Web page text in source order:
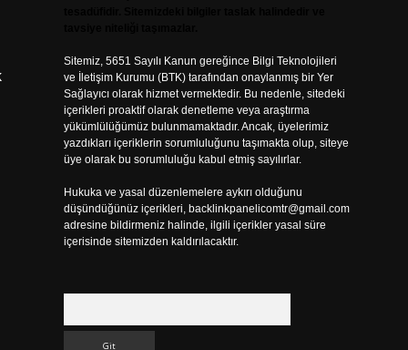
Sitemiz, 5651 Sayılı Kanun gereğince Bilgi Teknolojileri
ve İletişim Kurumu (BTK) tarafından onaylanmış bir Yer
Sağlayıcı olarak hizmet vermektedir. Bu nedenle, sitedeki
içerikleri proaktif olarak denetleme veya araştırma
yükümlülüğümüz bulunmamaktadır. Ancak, üyelerimiz
yazdıkları içeriklerin sorumluluğunu taşımakta olup, siteye
üye olarak bu sorumluluğu kabul etmiş sayılırlar.
Hukuka ve yasal düzenlemelere aykırı olduğunu
düşündüğünüz içerikleri, backlinkpanelicomtr@gmail.com
adresine bildirmeniz halinde, ilgili içerikler yasal süre
içerisinde sitemizden kaldırılacaktır.